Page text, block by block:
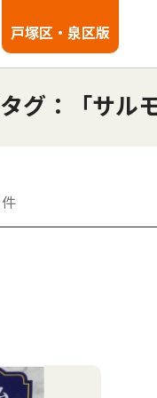
戸塚区・泉区版
グ：「サル